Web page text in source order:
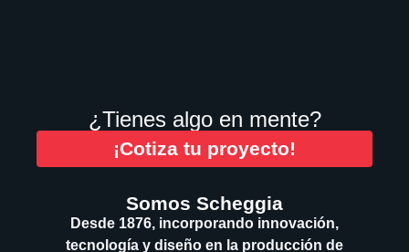
¿Tienes algo en mente?
¡Cotiza tu proyecto!
Somos Scheggia
Desde 1876, incorporando innovación,
tecnología y diseño en la producción de